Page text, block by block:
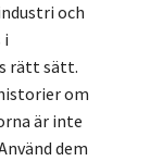
och
i
rätt sätt.
om
är inte
dem